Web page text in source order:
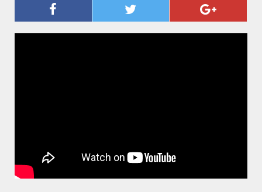
TAG DER DEUTSCHEN EINHEIT:
CLAUDIA ROTH SPRACHLOS